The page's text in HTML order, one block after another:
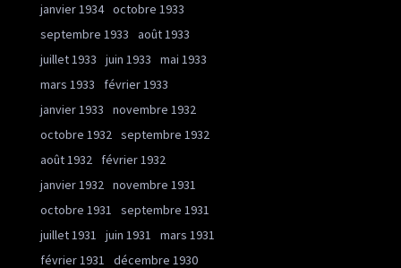
janvier 1934 octobre 1933
septembre 1933
août 1933
juillet 1933
juin 1933
mai 1933
mars 1933
février 1933
janvier 1933
novembre 1932
octobre 1932 septembre 1932
août 1932
février 1932
janvier 1932 novembre 1931
octobre 1931
septembre 1931
juillet 1931
juin 1931
mars 1931
février 1931
décembre 1930